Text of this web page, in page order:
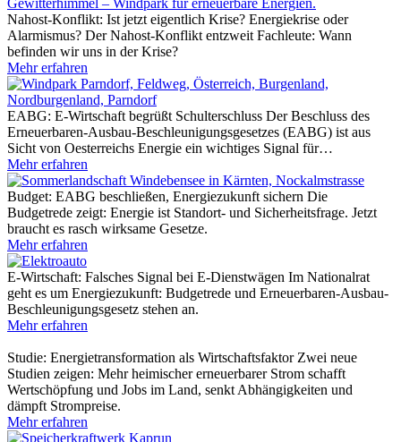
Nahost-Konflikt: Ist jetzt eigentlich Krise? Energiekrise oder
Alarmismus? Der Nahost-Konflikt entzweit Fachleute: Wann
befinden wir uns in der Krise?
Mehr erfahren
EABG: E-Wirtschaft begrüßt Schulterschluss Der Beschluss des
Erneuerbaren-Ausbau-Beschleunigungsgesetzes (EABG) ist aus
Sicht von Oesterreichs Energie ein wichtiges Signal für…
Mehr erfahren
Budget: EABG beschließen, Energiezukunft sichern Die
Budgetrede zeigt: Energie ist Standort- und Sicherheitsfrage. Jetzt
braucht es rasch wirksame Gesetze.
Mehr erfahren
E-Wirtschaft: Falsches Signal bei E-Dienstwägen Im Nationalrat
geht es um Energiezukunft: Budgetrede und Erneuerbaren-Ausbau-
Beschleunigungsgesetz stehen an.
Mehr erfahren
Studie: Energietransformation als WirtschaftsfaktorZwei neue
Studien zeigen: Mehr heimischer erneuerbarer Strom schafft
Wertschöpfung und Jobs im Land, senkt Abhängigkeiten und
dämpft Strompreise.
Mehr erfahren